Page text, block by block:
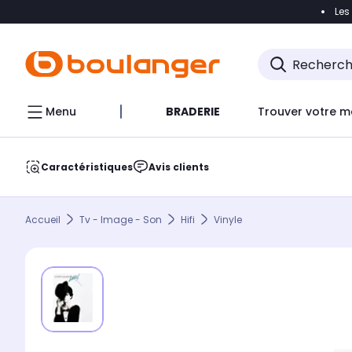
Accéder
Menu BRADERIE Trouver votre
Caractéristiques Avis clients
Accueil Tv - Image - Son Hifi Vinyle